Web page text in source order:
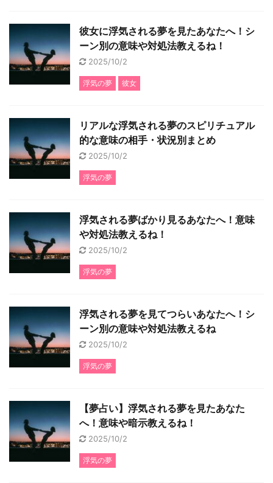
彼女に浮気される夢を見たあなたへ！シ
ーン別の意味や対処法教えるね！
2025/10/2
浮気の夢 彼女
リアルな浮気される夢のスピリチュアル
的な意味の相手・状況別まとめ
2025/10/2
浮気の夢
浮気される夢ばかり見るあなたへ！意味
や対処法教えるね！
2025/10/2
浮気の夢
浮気される夢を見てつらいあなたへ！シ
ーン別の意味や対処法教えるね
2025/10/2
浮気の夢
【夢占い】浮気される夢を見たあなた
へ！意味や暗示教えるね！
2025/10/2
浮気の夢